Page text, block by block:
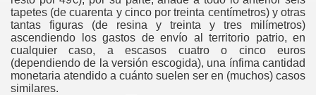
tapetes (de cuarenta y cinco por treinta centímetros) y otras
tantas figuras (de resina y treinta y tres milímetros)
ascendiendo los gastos de envío al territorio patrio, en
cualquier caso, a escasos cuatro o cinco euros
(dependiendo de la versión escogida), una ínfima cantidad
monetaria atendido a cuánto suelen ser en (muchos) casos
similares.